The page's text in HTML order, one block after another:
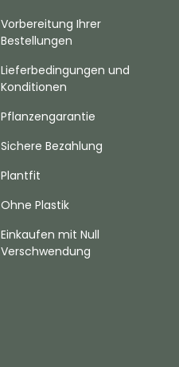
Vorbereitung Ihrer
Bestellungen
Lieferbedingungen und
Konditionen
Pflanzengarantie
Sichere Bezahlung
Plantfit
Ohne Plastik
Einkaufen mit Null
Verschwendung